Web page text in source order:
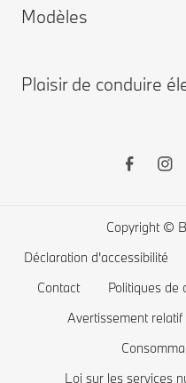
Garantie
Personnalisez la vôtre
BMW d'occasion
Modèles
BMW X
BMW Série 3
BMW Série 2
BMW Série 1
La famille BMW X1
Plaisir de conduire
Coût des voitures
Batterie de voiture
Copyright ©
Déclaration d'accessibilité
Contact
Politiques de
Avertissement
Loi sur les services